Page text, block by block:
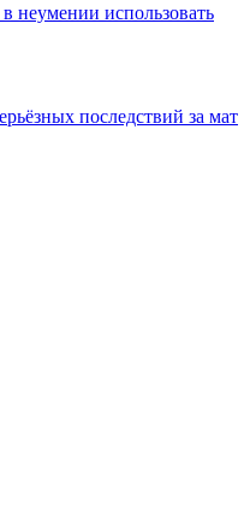
неумении использовать
последствий за мат